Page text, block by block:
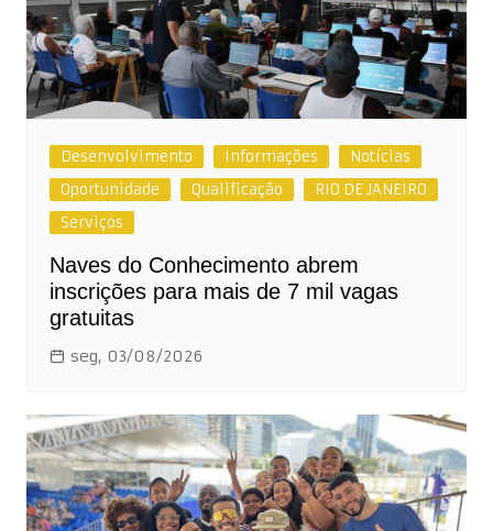
Desenvolvimento Informações
Notícias
Oportunidade
Qualificação
RIO DE JANEIRO
Serviços
Naves do Conhecimento abrem
inscrições para mais de 7 mil vagas
gratuitas
seg, 03/08/2026